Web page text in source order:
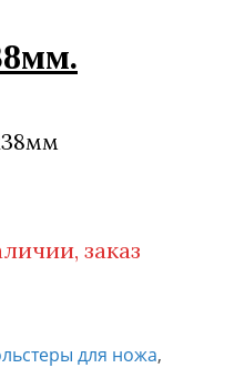
заказ
для ножа,